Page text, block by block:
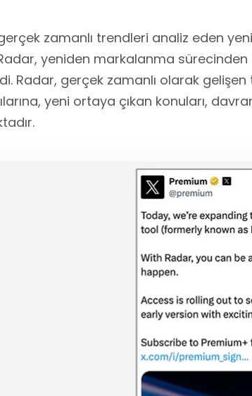
zamanlı trendleri analiz eden
yeniden markalanma
Radar, gerçek zamanlı olarak
yeni ortaya çıkan konuları,